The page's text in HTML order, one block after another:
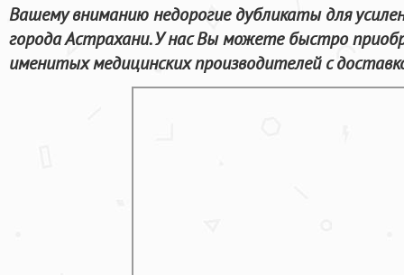
Вашему вниманию недорогие дубликаты для
города Астрахани. У нас Вы можете быстро
именитых медицинских производителей с